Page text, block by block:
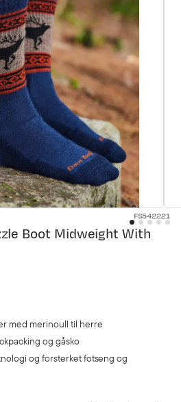
FS542221
Boot Midweight With
med merinoull til herre
og gåsko
og forsterket fotseng og